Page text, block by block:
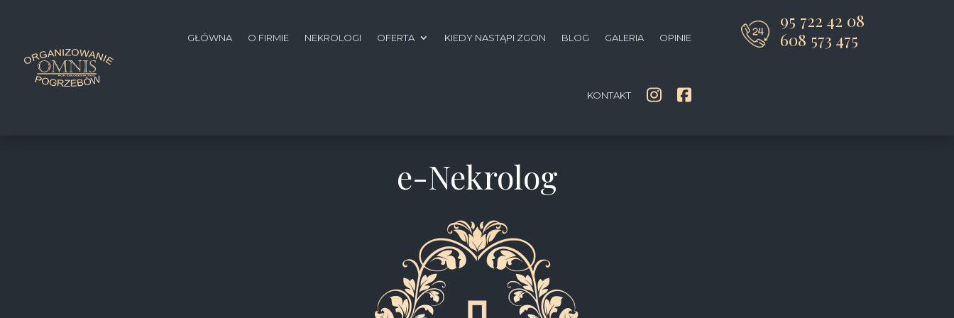
GŁÓWNA O FIRMIE NEKROLOGI OFERTA KIEDY NASTĄPI ZGON BLOG GALERIA OPINIE
KONTAKT
95 722 42 08
608 573 475
e-Nekrolog